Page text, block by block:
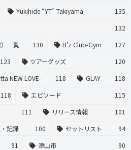
Yukihide “YT” Takiyama
135
132
一覧
130 B’z Club-Gym
127
123 ツアーグッズ
120
NEW LOVE-
118 GLAY
118
118 エピソード
115
111 リリース情報
101
記録 100 セットリスト
94
91 津山市
90